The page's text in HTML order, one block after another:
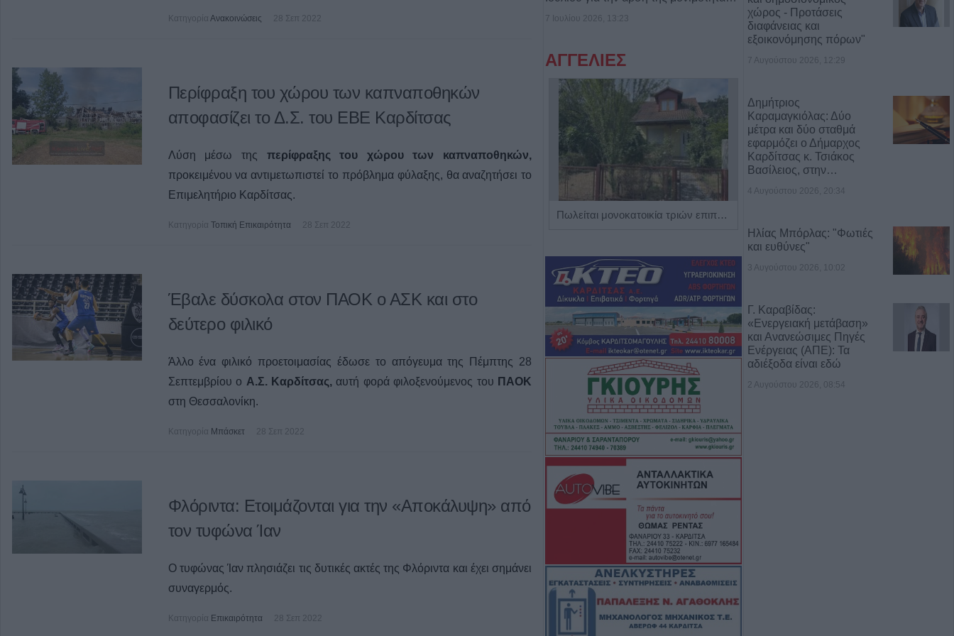
Κατηγορία Ανακοινώσεις 28 Σεπ 2022
Περίφραξη του χώρου των καπναποθηκών
αποφασίζει το Δ.Σ. του ΕΒΕ Καρδίτσας
Λύση μέσω της περίφραξης του χώρου των καπναποθηκών,
προκειμένου να αντιμετωπιστεί το πρόβλημα φύλαξης, θα αναζητήσει το
Επιμελητήριο Καρδίτσας.
Κατηγορία Τοπική Επικαιρότητα 28 Σεπ 2022
Έβαλε δύσκολα στον ΠΑΟΚ ο ΑΣΚ και στο
δεύτερο φιλικό
Άλλο ένα φιλικό προετοιμασίας έδωσε το απόγευμα της Πέμπτης 28
Σεπτεμβρίου ο Α.Σ. Καρδίτσας,αυτή φορά φιλοξενούμενος του ΠΑΟΚ
στη Θεσσαλονίκη.
Κατηγορία Μπάσκετ 28 Σεπ 2022
Φλόριντα: Ετοιμάζονται για την «Αποκάλυψη» από
τον τυφώνα Ίαν
Ο τυφώνας Ίαν πλησιάζει τις δυτικές ακτές της Φλόριντα και έχει σημάνει
συναγερμός.
Κατηγορία Επικαιρότητα 28 Σεπ 2022
7 Ιουλίου 2026, 13:23
ΑΓΓΕΛΙΕΣ
Πωλείται μονοκατοικία τριών επιπέδων στο καταπράσινο Πευκόφυτο Καρδίτσας
χώρος - Προτάσεις
διαφάνειας και
εξοικονόμησης πόρων"
7 Αυγούστου 2026, 12:29
Δημήτριος
Καραμαγκιόλας: Δύο
μέτρα και δύο σταθμά
εφαρμόζει ο Δήμαρχος
Καρδίτσας κ. Τσιάκος
Βασίλειος, στην…
4 Αυγούστου 2026, 20:34
Ηλίας Μπόρλας: "Φωτιές
και ευθύνες"
3 Αυγούστου 2026, 10:02
Γ. Καραβίδας:
«Ενεργειακή μετάβαση»
και Ανανεώσιμες Πηγές
Ενέργειας (ΑΠΕ): Τα
αδιέξοδα είναι εδώ
2 Αυγούστου 2026, 08:54